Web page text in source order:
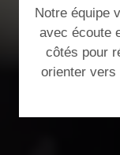
Notre équipe
avec écoute
côtés pour
orienter vers